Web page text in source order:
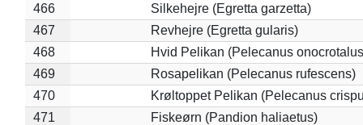
466
Silkehejre (Egretta garzetta)
467
Revhejre (Egretta gularis)
468
Hvid Pelikan (Pelecanus
469
Rosapelikan (Pelecanus rufescens)
470
Krøltoppet Pelikan (Pelecanus
471
Fiskeørn (Pandion haliaetus)